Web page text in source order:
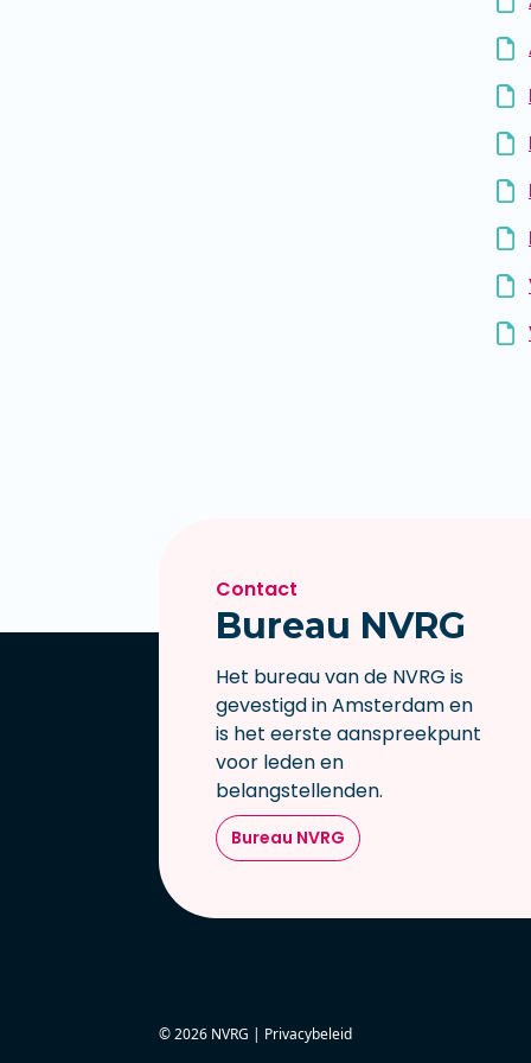
Contact
Bureau NVRG
Het bureau van de NVRG is
gevestigd in Amsterdam en
is het eerste aanspreekpunt
voor leden en
belangstellenden.
Bureau NVRG
© 2026 NVRG | Privacybeleid